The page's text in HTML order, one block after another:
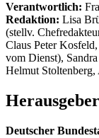
Verantwortlich:
Redaktion: Lisa
(stellv.
Claus Peter
vom Dienst),
Helmut
Herausgeber
Deutscher